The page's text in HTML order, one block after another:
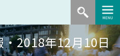
2018年12月10日